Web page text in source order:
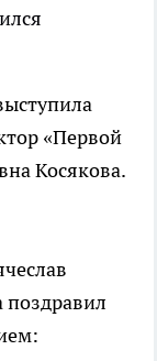
«Первой
Косякова.
поздравил